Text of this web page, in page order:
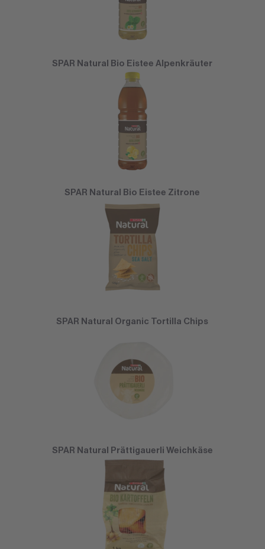
SPAR Natural Bio Eistee Alpenkräuter
SPAR Natural Bio Eistee Zitrone
SPAR Natural Organic Tortilla Chips
SPAR Natural Prättigauerli Weichkäse